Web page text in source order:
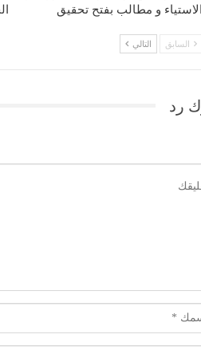
الاستياء و مطالب بفتح تحقيق
السابق التالي
رد